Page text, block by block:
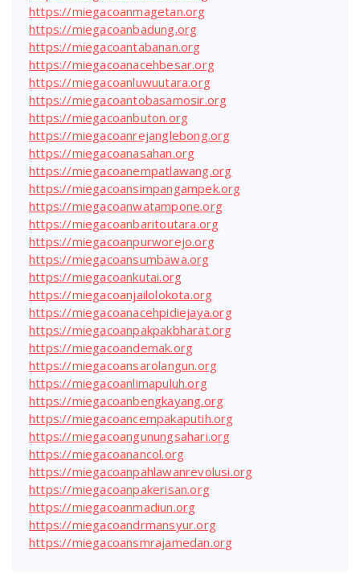
https://miegacoanmagetan.org
https://miegacoanbadung.org
https://miegacoantabanan.org
https://miegacoanacehbesar.org
https://miegacoanluwuutara.org
https://miegacoantobasamosir.org
https://miegacoanbuton.org
https://miegacoanrejanglebong.org
https://miegacoanasahan.org
https://miegacoanempatlawang.org
https://miegacoansimpangampek.org
https://miegacoanwatampone.org
https://miegacoanbaritoutara.org
https://miegacoanpurworejo.org
https://miegacoansumbawa.org
https://miegacoankutai.org
https://miegacoanjailolokota.org
https://miegacoanacehpidiejaya.org
https://miegacoanpakpakbharat.org
https://miegacoandemak.org
https://miegacoansarolangun.org
https://miegacoanlimapuluh.org
https://miegacoanbengkayang.org
https://miegacoancempakaputih.org
https://miegacoangunungsahari.org
https://miegacoanancol.org
https://miegacoanpahlawanrevolusi.org
https://miegacoanpakerisan.org
https://miegacoanmadiun.org
https://miegacoandrmansyur.org
https://miegacoansmrajamedan.org